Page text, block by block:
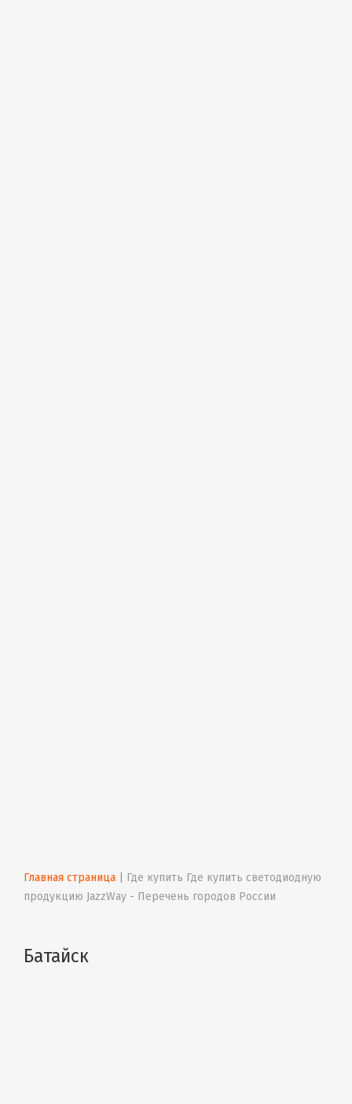
Главная страница
Где купить Где купить светодиодную
продукцию JazzWay - Перечень городов России
Батайск